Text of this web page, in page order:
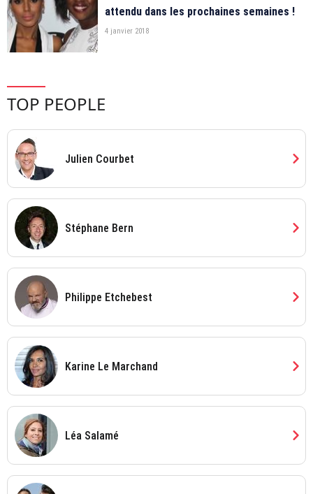
attendu dans les prochaines semaines !
4 janvier 2018
TOP PEOPLE
Julien Courbet chevron_right
Stéphane Bern chevron_right
Philippe Etchebest chevron_right
Karine Le Marchand chevron_right
Léa Salamé chevron_right